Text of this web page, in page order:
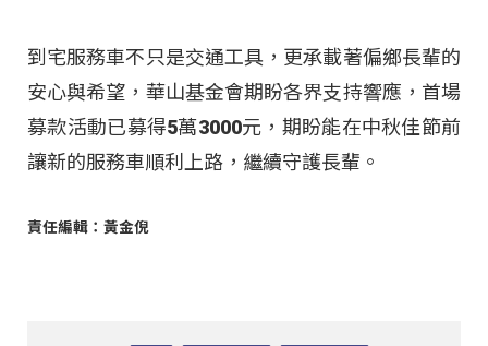
到宅服務車不只是交通工具，更承載著偏鄉長輩的
安心與希望，華山基金會期盼各界支持響應，首場
募款活動已募得5萬3000元，期盼能在中秋佳節前
讓新的服務車順利上路，繼續守護長輩。
責任編輯：黃金倪